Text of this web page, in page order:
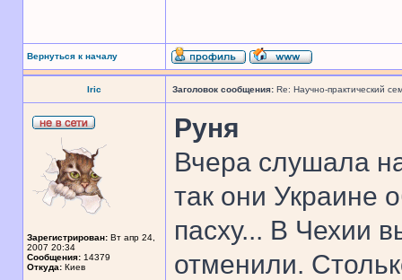
Вернуться к началу
Iric Заголовок сообщения: Re: Научно-практический
Зарегистрирован: Вт апр 24,
2007 20:34
Сообщения: 14379
Откуда: Киев
Руня
Вчера слушала
так они Украине
пасху... В Чехии
отменили.